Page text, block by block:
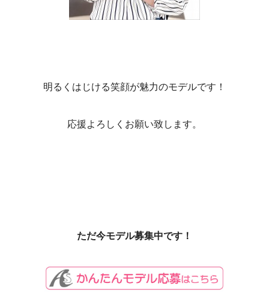
明るくはじける笑顔が魅力のモデルです！
応援よろしくお願い致します。
ただ今モデル募集中です！